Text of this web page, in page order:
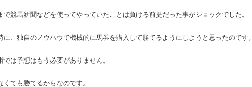
で競馬新聞などを使ってやっていたことは負ける前提だった事がショックでした。
に、独自のノウハウで機械的に馬券を購入して勝てるようにしようと思ったのです。
では予想はもう必要がありません。
くても勝てるからなのです。